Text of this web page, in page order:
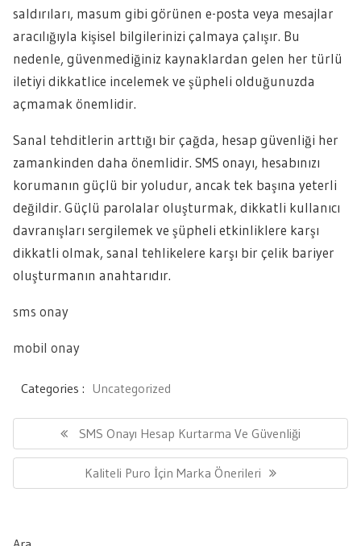
saldırıları, masum gibi görünen e-posta veya mesajlar
aracılığıyla kişisel bilgilerinizi çalmaya çalışır. Bu
nedenle, güvenmediğiniz kaynaklardan gelen her türlü
iletiyi dikkatlice incelemek ve şüpheli olduğunuzda
açmamak önemlidir.
Sanal tehditlerin arttığı bir çağda, hesap güvenliği her
zamankinden daha önemlidir. SMS onayı, hesabınızı
korumanın güçlü bir yoludur, ancak tek başına yeterli
değildir. Güçlü parolalar oluşturmak, dikkatli kullanıcı
davranışları sergilemek ve şüpheli etkinliklere karşı
dikkatli olmak, sanal tehlikelere karşı bir çelik bariyer
oluşturmanın anahtarıdır.
sms onay
mobil onay
Categories : Uncategorized
gezinmesi
Previous
Post:
SMS Onayı Hesap Kurtarma Ve Güvenliği
Next
Post:
Kaliteli Puro İçin Marka Önerileri